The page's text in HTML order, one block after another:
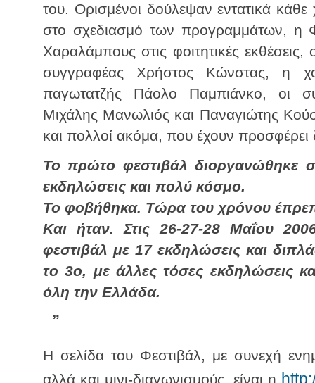
του. Ορισμένοι δούλεψαν εντατικά
στο σχεδιασμό των προγραμμάτων, η
Χαραλάμπους στις φοιτητικές
συγγραφέας Χρήστος Κώνστας, η
παγωτατζής Πάολο Παμπιάνκο, οι
Μιχάλης Μανωλιός και Παναγιώτης
και πολλοί ακόμα, που έχουν
Το πρώτο φεστιβάλ διοργανώθηκε
εκδηλώσεις και πολύ κόσμο.
Το φοβήθηκα. Τώρα του χρόνου
Και ήταν. Στις 26-27-28 Μαΐου
φεστιβάλ με 17 εκδηλώσεις και
το 3ο, με άλλες τόσες εκδηλώσεις
όλη την Ελλάδα.
”
Η σελίδα του Φεστιβάλ, με συνεχή